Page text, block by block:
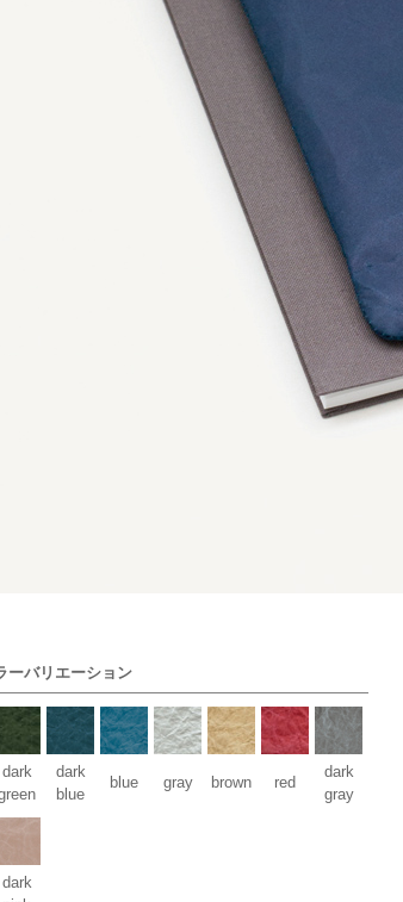
ーバリエーション
dark
dark
blue
blue gray brown red
dark
gray
dark